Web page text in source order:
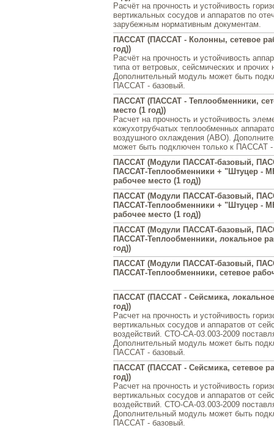
Расчёт на прочность и устойчивость
вертикальных сосудов и аппаратов по
зарубежным нормативным документам.
ПАССАТ (ПАССАТ - Колонны, сетевое
год))
Расчёт на прочность и устойчивость
типа от ветровых, сейсмических и прочих
Дополнительный модуль может быть
ПАССАТ - базовый.
ПАССАТ (ПАССАТ - Теплообменники,
место (1 год))
Расчет на прочность и устойчивость
кожухотрубчатых теплообменных
воздушного охлаждения (АВО).
может быть подключен только к ПАССАТ -
ПАССАТ (Модули ПАССАТ-базовый,
ПАССАТ-Теплообменники + "Штуцер -
рабочее место (1 год))
ПАССАТ (Модули ПАССАТ-базовый,
ПАССАТ-Теплообменники + "Штуцер -
рабочее место (1 год))
ПАССАТ (Модули ПАССАТ-базовый,
ПАССАТ-Теплообменники, локальное
год))
ПАССАТ (Модули ПАССАТ-базовый,
ПАССАТ-Теплообменники, сетевое
ПАССАТ (ПАССАТ - Сейсмика,
год))
Расчет на прочность и устойчивость
вертикальных сосудов и аппаратов от
воздействий. СТО-СА-03.003-2009
Дополнительный модуль может быть
ПАССАТ - базовый.
ПАССАТ (ПАССАТ - Сейсмика, сетевое
год))
Расчет на прочность и устойчивость
вертикальных сосудов и аппаратов от
воздействий. СТО-СА-03.003-2009
Дополнительный модуль может быть
ПАССАТ - базовый.